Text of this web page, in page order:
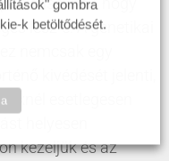
lesz-e. A genetikai
nemcsak egy
esetlegesen
kezeljük és az
gombra
k betöltődését.